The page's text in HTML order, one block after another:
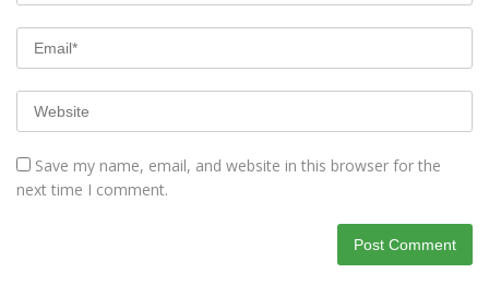
Save my name, email, and website in this browser for the
next time I comment.